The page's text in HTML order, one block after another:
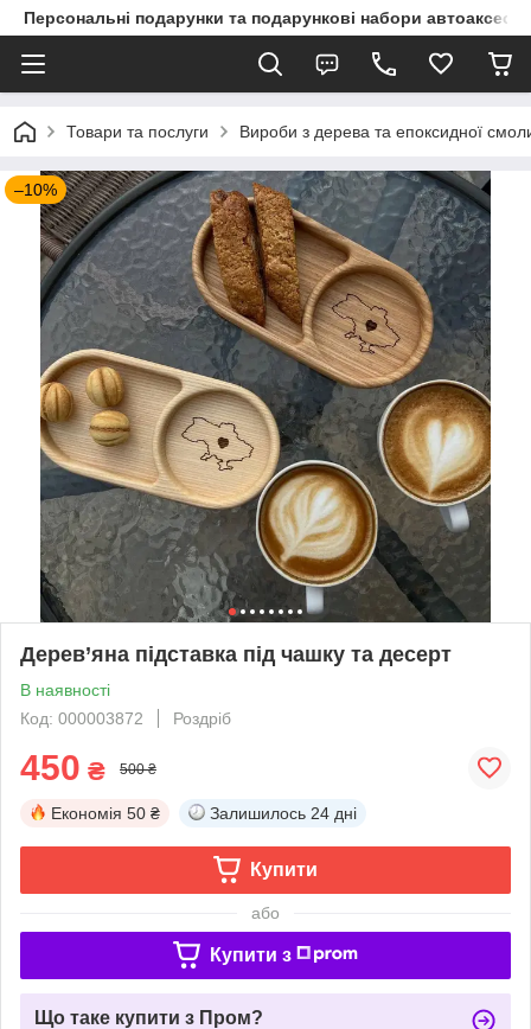
Персональні подарунки та подарункові набори
Товари та послуги Вироби з дерева та епоксидної
–10%
Дерев’яна підставка під чашку та десерт
В наявності
Код: 000003872
Роздріб
450 ₴ 500 ₴
Економія 50 ₴ Залишилось 24 дні
Купити
або
Купити з
Що таке купити з Пром?